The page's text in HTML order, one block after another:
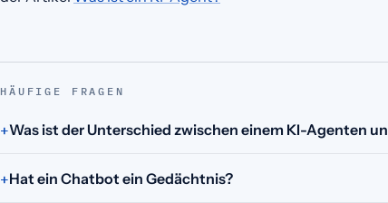
HÄUFIGE FRAGEN
Was ist der Unterschied zwischen einem KI-Agenten
Hat ein Chatbot ein Gedächtnis?